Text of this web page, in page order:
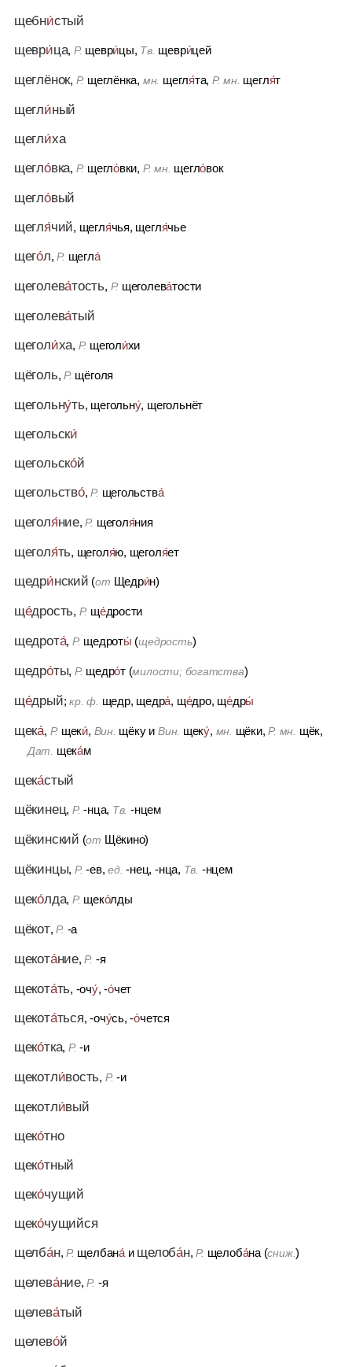
щебни́стый
щеври́ца, Р. щеври́цы, Тв. щеври́цей
щеглёнок, Р. щеглёнка, мн. щегля́та, Р. мн. щегля́т
щегли́ный
щегли́ха
щегло́вка, Р. щегло́вки, Р. мн. щегло́вок
щегло́вый
щегля́чий, щегля́чья, щегля́чье
щего́л,Р. щегла́
щеголева́тость, Р. щеголева́тости
щеголева́тый
щеголи́ха, Р. щеголи́хи
щёголь,Р. щёголя
щегольну́ть, щегольну́, щегольнёт
щегольски́
щегольско́й
щегольство́,Р. щегольства́
щеголя́ние,Р. щеголя́ния
щеголя́ть, щеголя́ю, щеголя́ет
щедри́нский (от Щедри́н)
ще́дрость, Р. ще́дрости
щедрота́, Р. щедроты́ (щедрость)
щедро́ты, Р. щедро́т (милости; богатства)
ще́дрый;кр. ф. щедр, щедра́, ще́дро, ще́дры́
щека́, Р. щеки́, Вин. щёку и Вин. щеку́, мн. щёки,Р. мн. щёк,
Дат. щека́м
щека́стый
щёкинец, Р. -нца, Тв. -нцем
щёкинский (от Щёкино)
щёкинцы, Р. -ев,ед. -нец, -нца, Тв. -нцем
щеко́лда, Р. щеко́лды
щёкот,Р. -а
щекота́ние,Р. -я
щекота́ть, -очу́, -о́чет
щекота́ться, -очу́сь, -о́чется
щеко́тка, Р. -и
щекотли́вость, Р. -и
щекотли́вый
щеко́тно
щеко́тный
щеко́чущий
щеко́чущийся
щелба́н,Р. щелбана́ и щелоба́н,Р. щелоба́на (сниж.)
щелева́ние,Р. -я
щелева́тый
щелево́й